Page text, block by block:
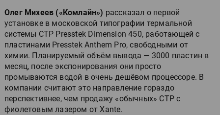
Олег Михеев («Комлайн») рассказал о первой
установке в московской типографии термальной
системы CTP Presstek Dimension 450, работающей с
пластинами Presstek Anthem Pro, свободными от
химии. Планируемый объём вывода — 3000 пластин в
месяц, после экспонирования они просто
промываются водой в очень дешёвом процессоре. В
компании считают это направление гораздо
перспективнее, чем продажу «обычных» CTP с
фиолетовым лазером от Xante.